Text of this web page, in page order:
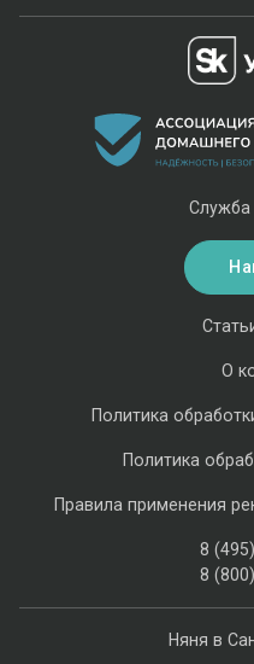
Няня в
О
Политика
Политика
Правила применения
8
8
Служба